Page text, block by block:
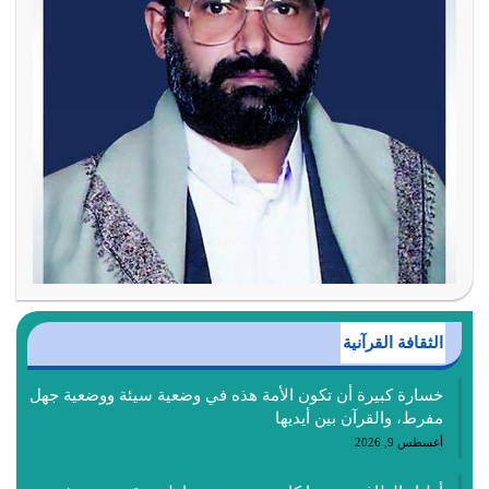
الثقافة القرآنية
خسارة كبيرة أن تكون الأمة هذه في وضعية سيئة ووضعية جهل
مفرط، والقرآن بين أيديها
أغسطس 9, 2026